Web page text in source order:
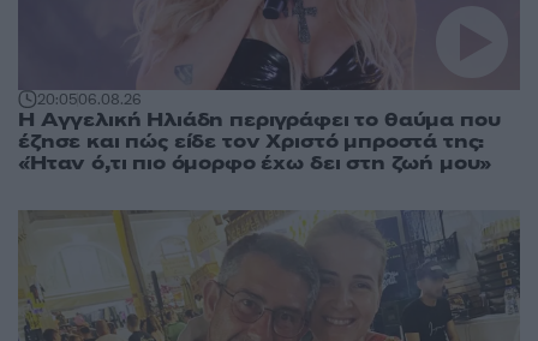
20:0506.08.26
Η Αγγελική Ηλιάδη περιγράφει το θαύμα που
έζησε και πώς είδε τον Χριστό μπροστά της:
«Ήταν ό,τι πιο όμορφο έχω δει στη ζωή μου»